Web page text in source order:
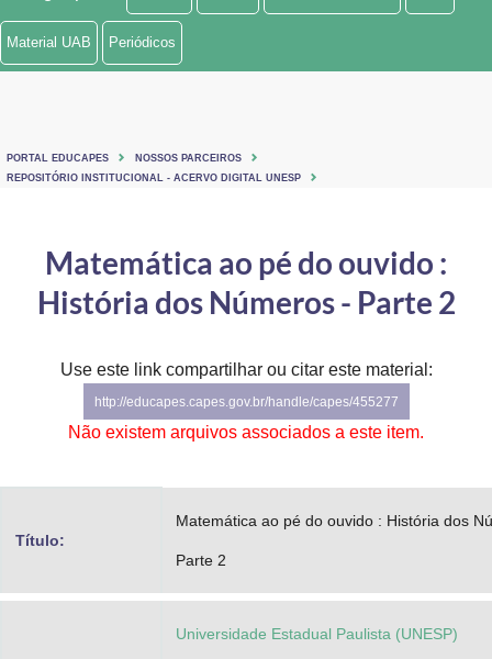
Ministério de Minas e Energia
Ministério do Turismo
Controladoria-Geral da União
Secretaria-Geral
Material UAB Periódicos
PORTAL EDUCAPES
NOSSOS PARCEIROS
REPOSITÓRIO INSTITUCIONAL - ACERVO DIGITAL UNESP
Matemática ao pé do ouvido :
História dos Números - Parte 2
Use este link compartilhar ou citar este material:
http://educapes.capes.gov.br/handle/capes/455277
Não existem arquivos associados a este item.
Título:
Matemática ao pé do ouvido : História dos
Parte 2
Universidade Estadual Paulista (UNESP)